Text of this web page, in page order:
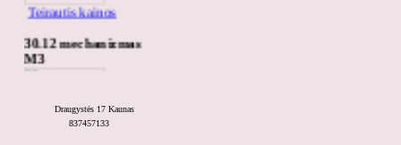
Teirautis kainos
30.12 mechanizmas
M3
Draugystės 17 Kaunas
837457133